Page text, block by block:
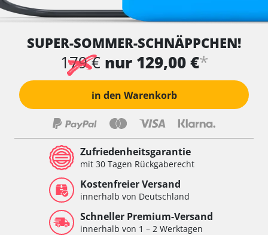
SUPER-SOMMER-SCHNÄPPCHEN!
179 € nur 129,00 €*
in den Warenkorb
Zufriedenheitsgarantie
mit 30 Tagen Rückgaberecht
Kostenfreier Versand
innerhalb von Deutschland
Schneller Premium-Versand
innerhalb von 1 – 2 Werktagen